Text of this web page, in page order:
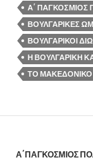
Α΄ ΠΑΓΚΟΣΜΙΟΣ
ΒΟΥΛΓΑΡΙΚΕΣ
ΒΟΥΛΓΑΡΙΚΟΙ
Η ΒΟΥΛΓΑΡΙΚΗ
ΤΟ
Α΄ΠΑΓΚΟΣΜΙΟΣ